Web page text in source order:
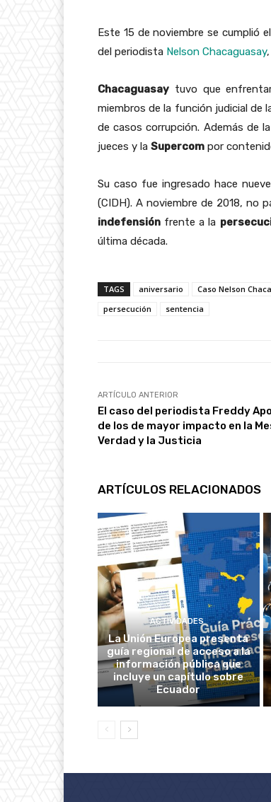
Este 15 de noviembre se cumplió el
del periodista Nelson Chacaguasay
Chacaguasay tuvo que
miembros de la función judicial de
de casos corrupción. Además de
jueces y la Supercom por
Su caso fue ingresado hace
(CIDH). A noviembre de 2018, no
indefensión frente a la
última década.
TAGS aniversario Caso Nelson
persecución
sentencia
ARTÍCULO ANTERIOR
El caso del periodista Freddy
de los de mayor impacto en la
Verdad y la Justicia
ARTÍCULOS RELACIONADOS
ACTIVIDADES
La Unión Europea presenta
guía regional de acceso a la
información pública que
incluye un capítulo sobre
Ecuador